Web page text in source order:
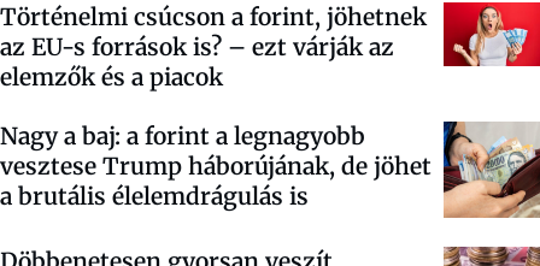
Történelmi csúcson a forint, jöhetnek
az EU-s források is? – ezt várják az
elemzők és a piacok
Nagy a baj: a forint a legnagyobb
vesztese Trump háborújának, de jöhet
a brutális élelemdrágulás is